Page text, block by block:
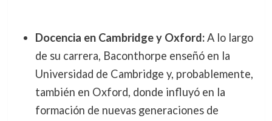
Docencia en Cambridge y Oxford:A lo largo
de su carrera, Baconthorpe enseñó en la
Universidad de Cambridge y, probablemente,
también en Oxford, donde influyó en la
formación de nuevas generaciones de